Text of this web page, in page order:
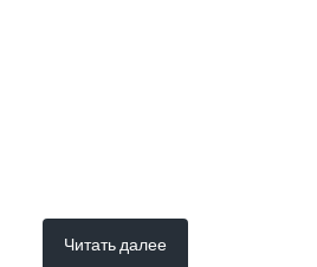
Читать далее